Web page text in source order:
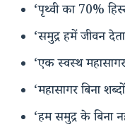
‘पृथ्वी का 70%
‘समुद्र हमें जीवन
‘एक स्वस्थ
‘महासागर बिना
‘हम समुद्र के बिना